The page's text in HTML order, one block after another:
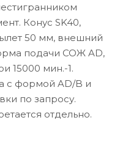
Конус SK40,
50 мм, внешний
подачи СОЖ AD,
15000 мин.-1.
с формой AD/B и
по запросу.
отдельно.